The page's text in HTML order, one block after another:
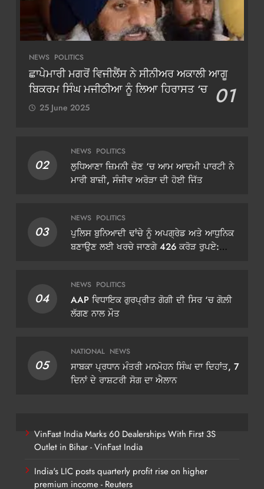
NEWS POLITICS
ਛਾਪੇਮਾਰੀ ਮਗਰੋਂ ਵਿਜੀਲੈਂਸ ਨੇ ਸੀਨੀਅਰ ਅਕਾਲੀ ਆਗੂ
ਬਿਕਰਮ ਸਿੰਘ ਮਜੀਠੀਆ ਨੂੰ ਲਿਆ ਹਿਰਾਸਤ ‘ਚ 01
25 June 2025
02
NEWS POLITICS
ਲੁਧਿਆਣਾ ਜ਼ਿਮਨੀ ਚੋਣ ‘ਚ ਆਮ ਆਦਮੀ ਪਾਰਟੀ ਨੇ
ਮਾਰੀ ਬਾਜ਼ੀ, ਸੰਜੀਵ ਅਰੋੜਾ ਦੀ ਹੋਈ ਜਿੱਤ
03
NEWS POLITICS
ਪੁਲਿਸ ਬੁਨਿਆਦੀ ਢਾਂਚੇ ਨੂੰ ਅਪਗ੍ਰੇਡ ਅਤੇ ਆਧੁਨਿਕ
ਬਣਾਉਣ ਲਈ ਖਰਚੇ ਜਾਣਗੇ 426 ਕਰੋੜ ਰੁਪਏ:
04
NEWS POLITICS
AAP ਵਿਧਾਇਕ ਗੁਰਪ੍ਰੀਤ ਗੋਗੀ ਦੀ ਸਿਰ ‘ਚ ਗੋਲ਼ੀ
ਲੱਗਣ ਨਾਲ ਮੌਤ
05
NATIONAL NEWS
ਸਾਬਕਾ ਪ੍ਰਧਾਨ ਮੰਤਰੀ ਮਨਮੋਹਨ ਸਿੰਘ ਦਾ ਦਿਹਾਂਤ, 7
ਦਿਨਾਂ ਦੇ ਰਾਸ਼ਟਰੀ ਸੋਗ ਦਾ ਐਲਾਨ
VinFast India Marks 60 Dealerships With First 3S
Outlet in Bihar - VinFast India
India's LIC posts quarterly profit rise on higher
premium income - Reuters